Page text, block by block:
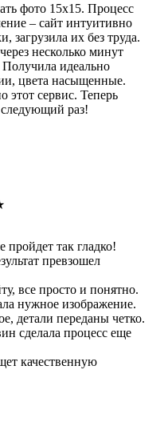
фото 15х15. Процесс
– сайт интуитивно
загрузила их без труда.
несколько минут
идеально
цвета насыщенные.
этот сервис. Теперь
раз!
пройдет так гладко!
превзошел
все просто и понятно.
нужное изображение.
детали переданы четко.
сделала процесс еще
качественную